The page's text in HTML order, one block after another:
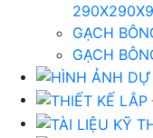
GẠCH
GẠCH